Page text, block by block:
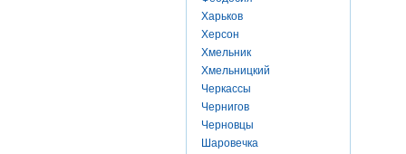
Харьков
Херсон
Хмельник
Хмельницкий
Черкассы
Чернигов
Черновцы
Шаровечка